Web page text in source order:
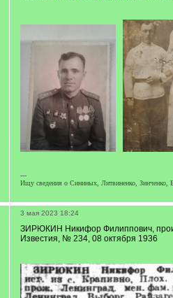
---
Ищу сведения о Сининых, Литвиненко,
3 мая 2023 18:24
ЗИРЮКИН Никифор Филиппович,
Известия, № 234, 08 октября 1936